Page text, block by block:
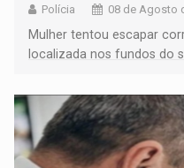
Polícia 08 de Agosto
Mulher tentou escapar
localizada nos fundos do